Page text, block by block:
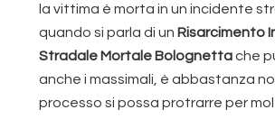
la vittima è morta in un incidente
quando si parla di un Risarcimento
Stradale Mortale Bolognettache
anche i massimali, è abbastanza
processo si possa protrarre per